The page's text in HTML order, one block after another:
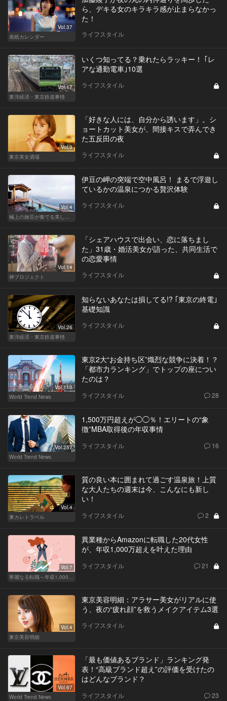
Vol.37
表紙カレンダー
ら、デキる女のキラキラ感が止まらなかっ
た！
ライフスタイル
Vol.17
東洋経済・東京鉄道事情
いくつ知ってる？乗れたらラッキー！ ｢レ
アな通勤電車｣10選
ライフスタイル
Vol.3
東京美女酒場
「好きな人には、自分から誘います」。シ
ョートカット美女が、間接キスで弄んでき
た五反田の夜
ライフスタイル
Vol.4
極上の旅荘が奏でる美しき寛ぎ
伊豆の岬の突端で空中風呂！ まるで浮遊し
ているかの温泉につかる贅沢体験
ライフスタイル
Vol.14
神プロジェクト
「シェアハウスで出会い、恋に落ちまし
た」31歳・婚活美女が語った、共同生活で
の恋愛事情
ライフスタイル
Vol.26
東洋経済・東京鉄道事情
知らないあなたは損してる!? ｢東京の終電｣
基礎知識
ライフスタイル
Vol.110
World Trend News
東京2大“お金持ち区”熾烈な競争に決着！？
「都市力ランキング」でトップの座につい
たのは？
ライフスタイル 28
Vol.257
World Trend News
1,500万円超えが◯◯％！エリートの“象
徴”MBA取得後の年収事情
ライフスタイル 16
Vol.4
東カレトラベル
質の良い本に囲まれて過ごす温泉旅！上質
な大人たちの週末は今、こんなにも新し
い！
ライフスタイル 2
Vol.7
華麗なる転職～年収1,000万超の道～
異業種からAmazonに転職した20代女性
が、年収1,000万超えを叶えた理由
ライフスタイル 21
Vol.4
東京美容明細
東京美容明細：アラサー美女がリアルに使
う、夜の“疲れ顔”を救うメイクアイテム3選
ライフスタイル
Vol.67
World Trend News
「最も価値あるブランド」ランキング発
表！“高級ブランド超え”の評価を受けたの
はどんなブランド？
ライフスタイル 23